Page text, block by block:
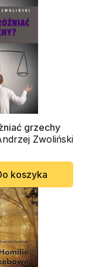
grzechy
Zwoliński
koszyka